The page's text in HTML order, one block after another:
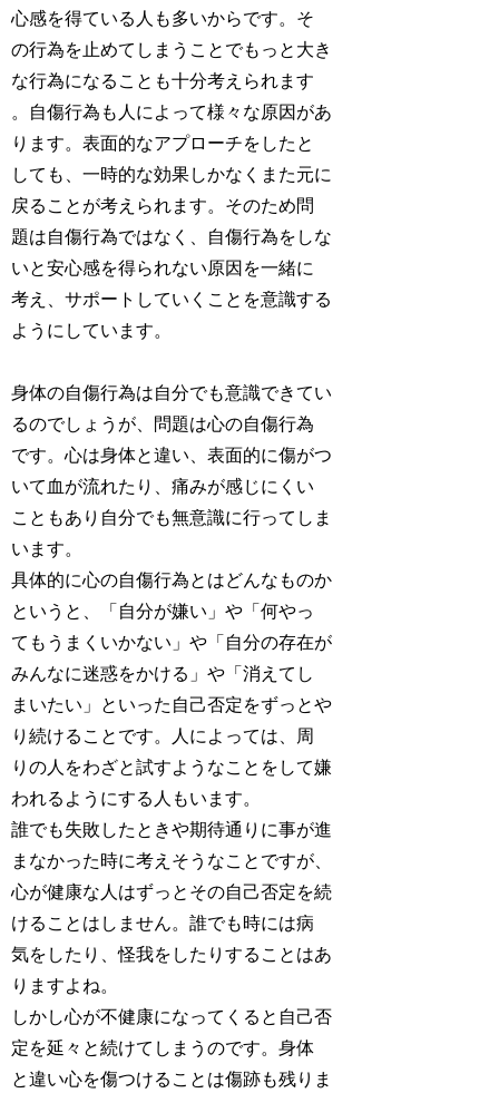
心感を得ている人も多いからです。そ
の行為を止めてしまうことでもっと大き
な行為になることも十分考えられます
。自傷行為も人によって様々な原因があ
ります。表面的なアプローチをしたと
しても、一時的な効果しかなくまた元に
戻ることが考えられます。そのため問
題は自傷行為ではなく、自傷行為をしな
いと安心感を得られない原因を一緒に
考え、サポートしていくことを意識する
ようにしています。
身体の自傷行為は自分でも意識できてい
るのでしょうが、問題は心の自傷行為
です。心は身体と違い、表面的に傷がつ
いて血が流れたり、痛みが感じにくい
こともあり自分でも無意識に行ってしま
います。
具体的に心の自傷行為とはどんなものか
というと、「自分が嫌い」や「何やっ
てもうまくいかない」や「自分の存在が
みんなに迷惑をかける」や「消えてし
まいたい」といった自己否定をずっとや
り続けることです。人によっては、周
りの人をわざと試すようなことをして嫌
われるようにする人もいます。
誰でも失敗したときや期待通りに事が進
まなかった時に考えそうなことですが、
心が健康な人はずっとその自己否定を続
けることはしません。誰でも時には病
気をしたり、怪我をしたりすることはあ
りますよね。
しかし心が不健康になってくると自己否
定を延々と続けてしまうのです。身体
と違い心を傷つけることは傷跡も残りま